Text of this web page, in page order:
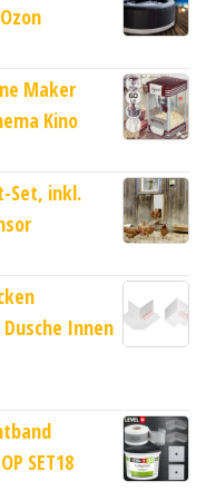
Maker
Kino
Set, inkl.
Innen
SET18